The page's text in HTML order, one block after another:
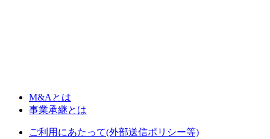
M&Aとは
事業承継とは
ご利用にあたって(外部送信ポリシー等)